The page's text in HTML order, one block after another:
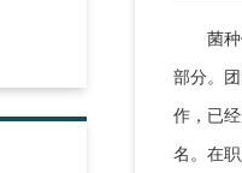
菌
部分。
作，已
名。在